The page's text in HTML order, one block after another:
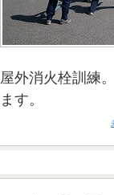
屋外消火栓訓練
ます。